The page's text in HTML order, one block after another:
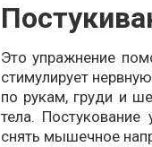
Это упражнение
стимулирует
по рукам, груди и
тела.
снять мышечное